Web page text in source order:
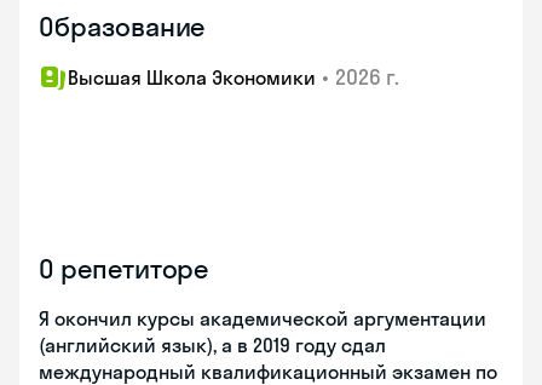
Образование
Высшая Школа Экономики • 2026 г.
О репетиторе
Я окончил курсы академической аргументации
(английский язык), а в 2019 году сдал
международный квалификационный экзамен по